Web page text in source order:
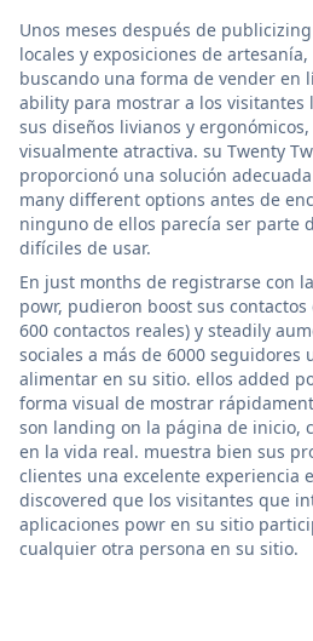
Unos meses después de
locales y exposiciones de
buscando una forma de vender en
ability para mostrar a los visitantes
sus diseños livianos y
visualmente atractiva. su Twenty
proporcionó una solución
many different options antes de
ninguno de ellos parecía ser parte
difíciles de usar.
En just months de registrarse con
powr, pudieron boost sus contactos
600 contactos reales) y steadily
sociales a más de 6000 seguidores
alimentar en su sitio. ellos added
forma visual de mostrar
son landing on la página de inicio,
en la vida real. muestra bien sus
clientes una excelente experiencia
discovered que los visitantes que
aplicaciones powr en su sitio
cualquier otra persona en su sitio.